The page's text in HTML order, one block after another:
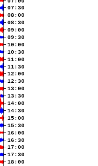
07:30
08:00
08:30
09:00
09:30
10:00
10:30
11:00
11:30
12:00
12:30
13:00
13:30
14:00
14:30
15:00
15:30
16:00
16:30
17:00
17:30
18:00